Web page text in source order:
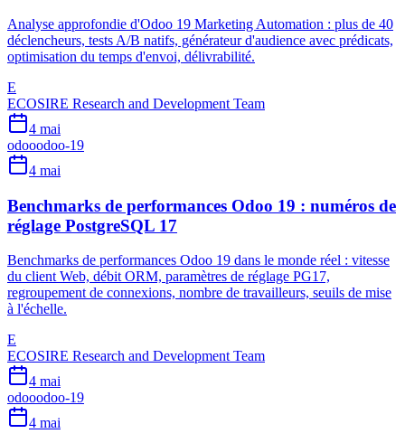
Analyse approfondie d'Odoo 19 Marketing Automation : plus de 40
déclencheurs, tests A/B natifs, générateur d'audience avec prédicats,
optimisation du temps d'envoi, délivrabilité.
E
ECOSIRE Research and Development Team
4 mai
odooodoo-19
4 mai
Benchmarks de performances Odoo 19 : numéros de
réglage PostgreSQL 17
Benchmarks de performances Odoo 19 dans le monde réel : vitesse
du client Web, débit ORM, paramètres de réglage PG17,
regroupement de connexions, nombre de travailleurs, seuils de mise
à l'échelle.
E
ECOSIRE Research and Development Team
4 mai
odooodoo-19
4 mai